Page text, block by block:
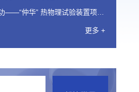
——“仲华” 热物理试验装置项目
更多 +